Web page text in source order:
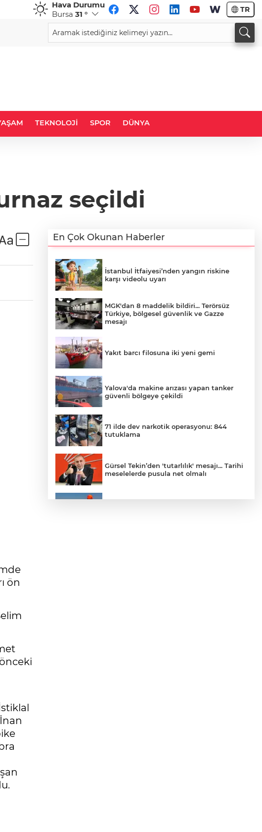
Hava Durumu
Bursa 31 ° TR
CHF
59,0530 %0,84
34,2093
TEKNOLOJİ SPOR DÜNYA
seçildi
ön
En Çok Okunan Haberler
İstanbul İtfaiyesi’nden yangın riskine
karşı videolu uyarı
MGK'dan 8 maddelik bildiri... Terörsüz
Türkiye, bölgesel güvenlik ve Gazze
mesajı
Yakıt barcı filosuna iki yeni gemi
Yalova'da makine arızası yapan tanker
güvenli bölgeye çekildi
71 ilde dev narkotik operasyonu: 844
tutuklama
Gürsel Tekin’den 'tutarlılık' mesajı... Tarihi
meselelerde pusula net olmalı